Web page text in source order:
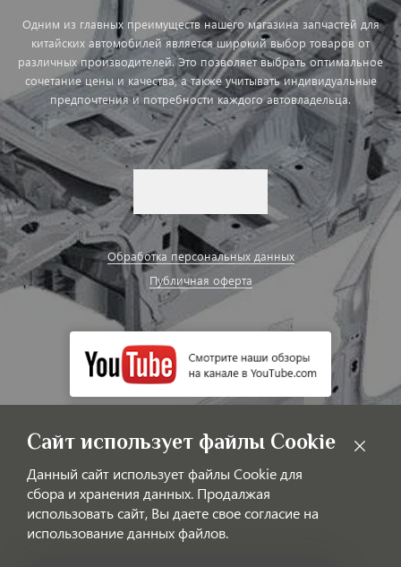
Одним из главных преимуществ нашего магазина запчастей для
китайских автомобилей является широкий выбор товаров от
различных производителей. Это позволяет выбрать оптимальное
сочетание цены и качества, а также учитывать индивидуальные
предпочтения и потребности каждого автовладельца.
Обработка персональных данных
Публичная оферта
Сайт использует файлы Cookie
Данный сайт использует файлы Cookie для
сбора и хранения данных. Продалжая
использовать сайт, Вы даете свое согласие на
использование данных файлов.